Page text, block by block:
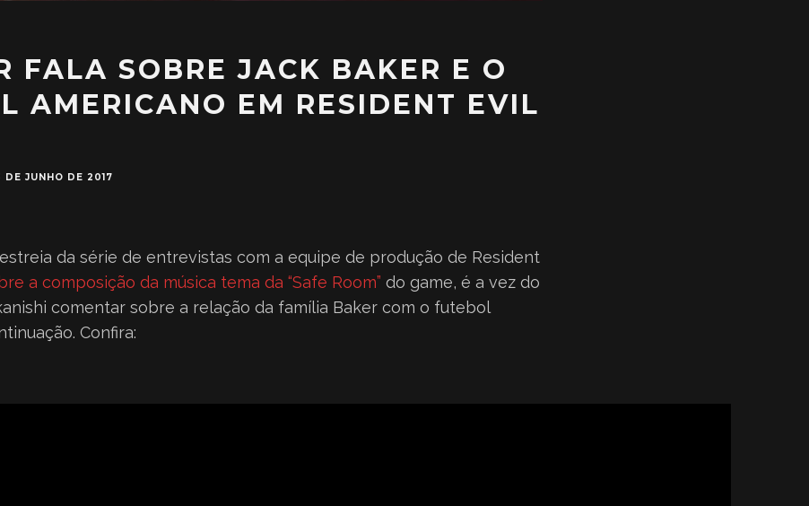
FALA SOBRE JACK BAKER E O
AMERICANO EM RESIDENT EVIL
DE JUNHO DE 2017
da série de entrevistas com a equipe de produção de Resident
a composição da música tema da “Safe Room” do game, é a vez do
comentar sobre a relação da família Baker com o futebol
Confira: